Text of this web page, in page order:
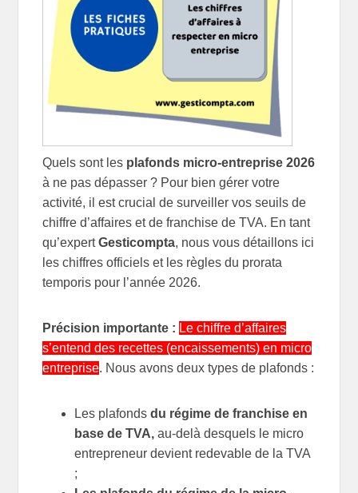
Quels sont les plafonds micro-entreprise 2026
à ne pas dépasser ? Pour bien gérer votre
activité, il est crucial de surveiller vos seuils de
chiffre d’affaires et de franchise de TVA. En tant
qu’expertGesticompta, nous vous détaillons ici
les chiffres officiels et les règles du prorata
temporis pour l’année 2026.
Précision importante : Le chiffre d’affaires
s’entend des recettes (encaissements) en micro
entreprise. Nous avons deux types de plafonds :
Les plafondsdu régime de franchise en
base de TVA, au-delà desquels le micro
entrepreneur devient redevable de la TVA
;